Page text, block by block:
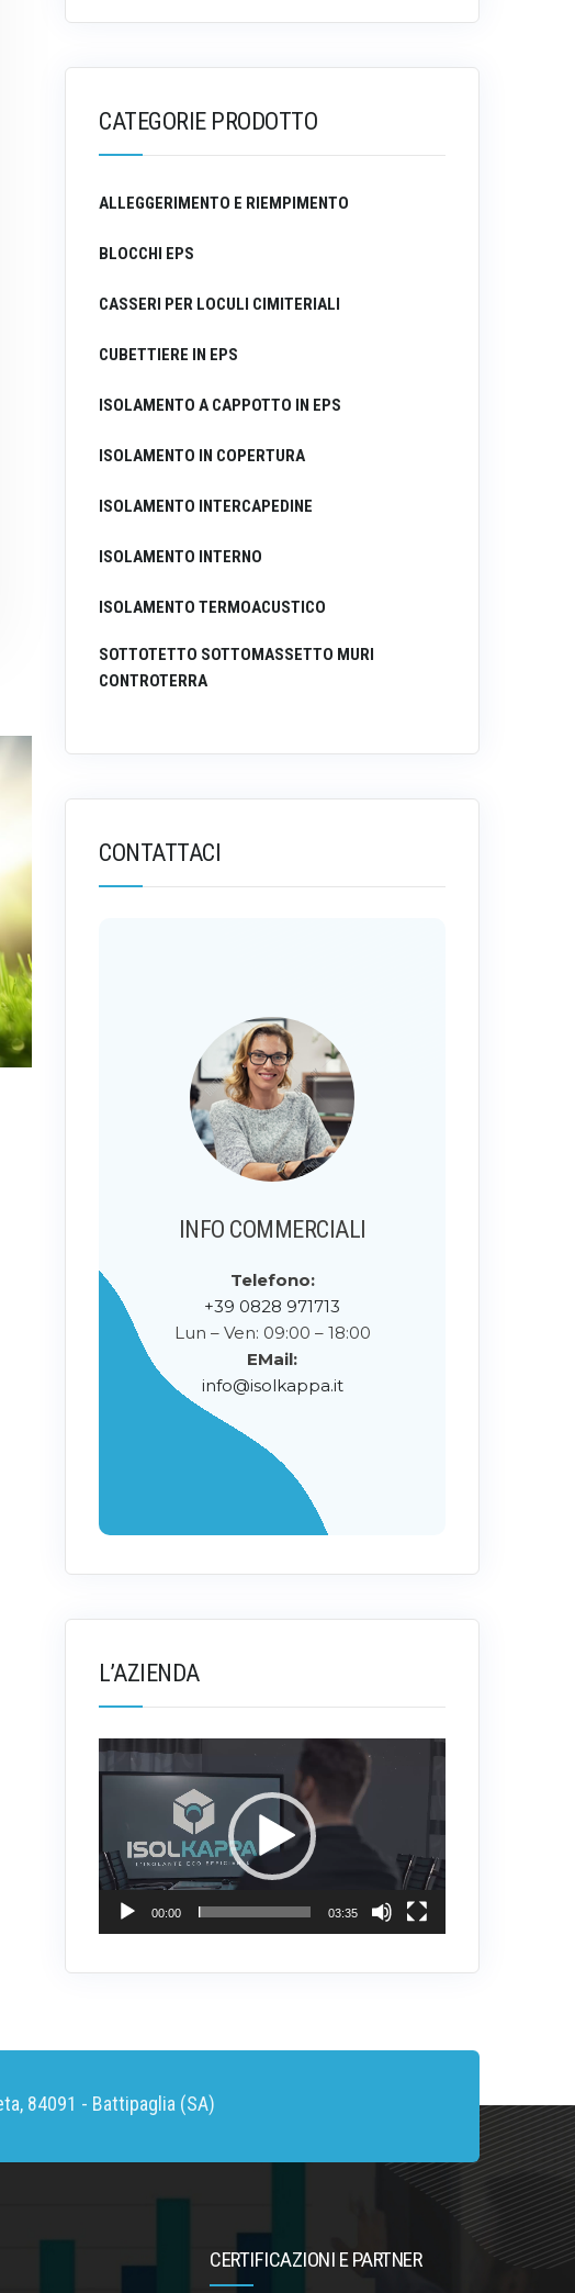
CATEGORIE PRODOTTO
ALLEGGERIMENTO E RIEMPIMENTO
BLOCCHI EPS
CASSERI PER LOCULI CIMITERIALI
CUBETTIERE IN EPS
ISOLAMENTO A CAPPOTTO IN EPS
ISOLAMENTO IN COPERTURA
ISOLAMENTO INTERCAPEDINE
ISOLAMENTO INTERNO
ISOLAMENTO TERMOACUSTICO
SOTTOTETTO SOTTOMASSETTO MURI
CONTROTERRA
CONTATTACI
INFO COMMERCIALI
Telefono:
+39 0828 971713
Lun – Ven: 09:00 – 18:00
EMail:
info@isolkappa.it
L’AZIENDA
Video
Player
00:00 03:35
84091 - Battipaglia (SA)
CERTIFICAZIONI E PARTNER